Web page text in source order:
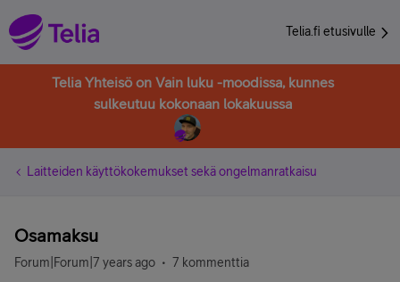
Telia.fi etusivulle
Telia Yhteisö on Vain luku -moodissa, kunnes
sulkeutuu kokonaan lokakuussa
Laitteiden käyttökokemukset sekä ongelmanratkaisu
Osamaksu
Forum|Forum|7 years ago 7 kommenttia